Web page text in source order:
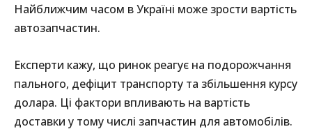
Найближчим часом в Україні може зрости вартість
автозапчастин.
Експерти кажу, що ринок реагує на подорожчання
пального, дефіцит транспорту та збільшення курсу
долара. Ці фактори впливають на вартість
доставки у тому числі запчастин для автомобілів.